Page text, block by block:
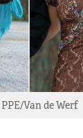
PPE/Van de Werf